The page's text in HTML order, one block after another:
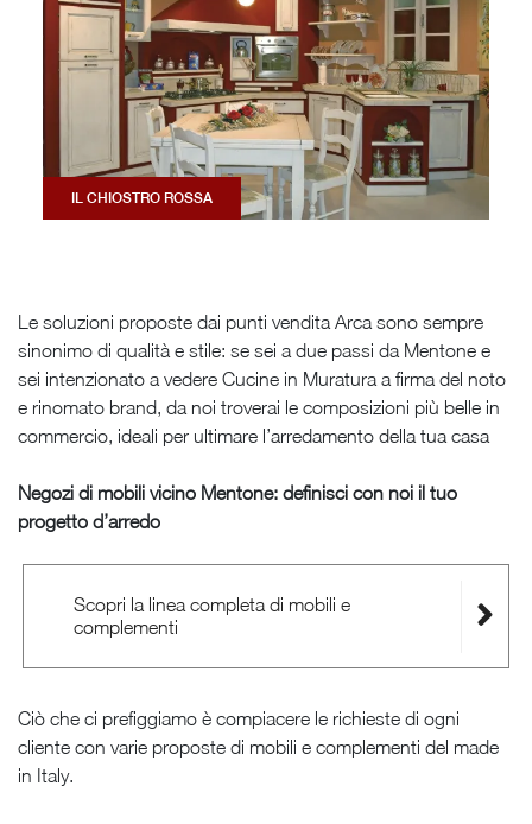
IL CHIOSTRO ROSSA
Le soluzioni proposte dai punti vendita Arca sono sempre
sinonimo di qualità e stile: se sei a due passi da Mentone e
sei intenzionato a vedere Cucine in Muratura a firma del noto
e rinomato brand, da noi troverai le composizioni più belle in
commercio, ideali per ultimare l’arredamento della tua casa
Negozi di mobili vicino Mentone: definisci con noi il tuo
progetto d’arredo
Scopri la linea completa di mobili e
complementi
Ciò che ci prefiggiamo è compiacere le richieste di ogni
cliente con varie proposte di mobili e complementi del made
in Italy.